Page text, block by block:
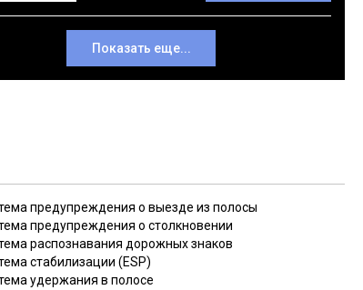
Показать еще...
предупреждения о выезде из полосы
предупреждения о столкновении
распознавания дорожных знаков
стабилизации (ESP)
удержания в полосе